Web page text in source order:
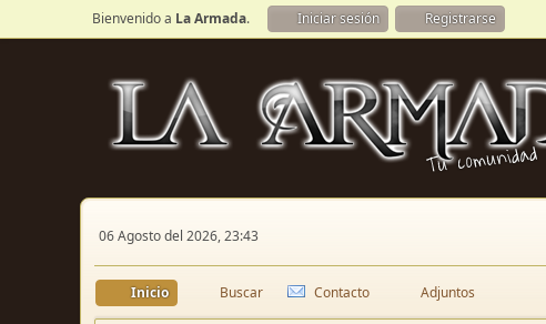
Bienvenido a La Armada. Iniciar sesión Registrarse
06 Agosto del 2026, 23:43
Inicio Buscar Contacto Adjuntos